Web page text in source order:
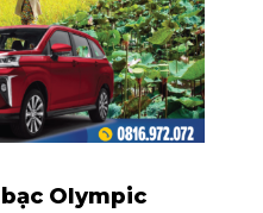
Olympic